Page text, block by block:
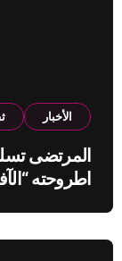
الأخبار
المرتضى
اطروحته